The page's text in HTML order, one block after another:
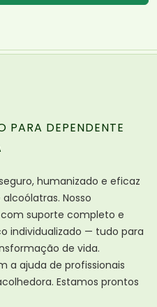
PARA DEPENDENTE
humanizado e eficaz
Nosso
suporte completo e
individualizado — tudo para
de vida.
a ajuda de profissionais
Estamos prontos